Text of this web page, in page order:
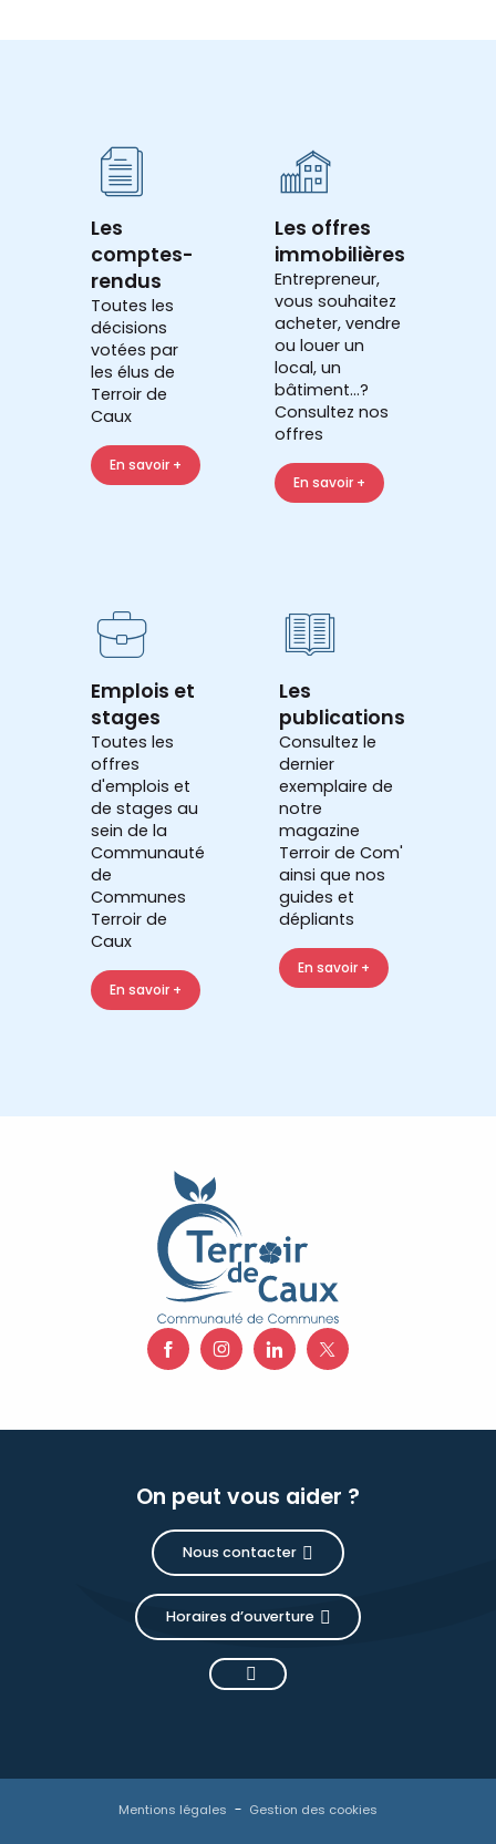
Les
comptes-
rendus
Toutes les
décisions
votées par
les élus de
Terroir de
Caux
En savoir +
Les offres
immobilières
Entrepreneur,
vous souhaitez
acheter, vendre
ou louer un
local, un
bâtiment...?
Consultez nos
offres
En savoir +
Emplois et
stages
Toutes les
offres
d'emplois et
de stages au
sein de la
Communauté
de
Communes
Terroir de
Caux
En savoir +
Les
publications
Consultez le
dernier
exemplaire de
notre
magazine
Terroir de Com'
ainsi que nos
guides et
dépliants
En savoir +
On peut vous aider ?
Nous contacter
Horaires d’ouverture
Mentions légales Gestion des cookies